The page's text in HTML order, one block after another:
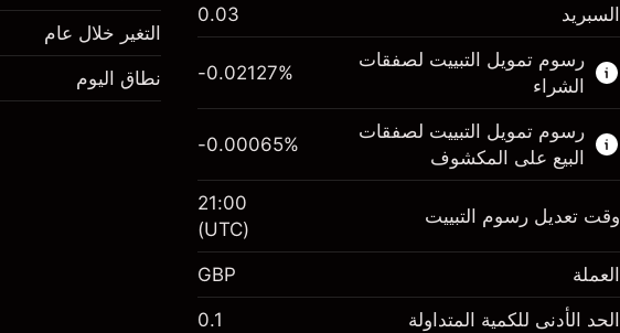
هذا السوق المالي متاح للتداول من خلال عقود
الفروقات.
اعرف المزيد عن:
عقود الفروقات
السبريد 0.03
رسوم تمويل التبييت لصفقات
الشراء
الهامش. استثمارك £1,000.00
رسوم التبييت
الرسوم من قيمة الصفقة الكاملة
-0.021272
-0.02127%
رسوم تمويل التبييت لصفقات
البيع على المكشوف
-0.00065%
وقت تعديل رسوم التبييت
21:00
(UTC)
العملة GBP
الحد الأدنى للكمية المتداولة 0.1
التغير خلال عام
نطاق اليوم